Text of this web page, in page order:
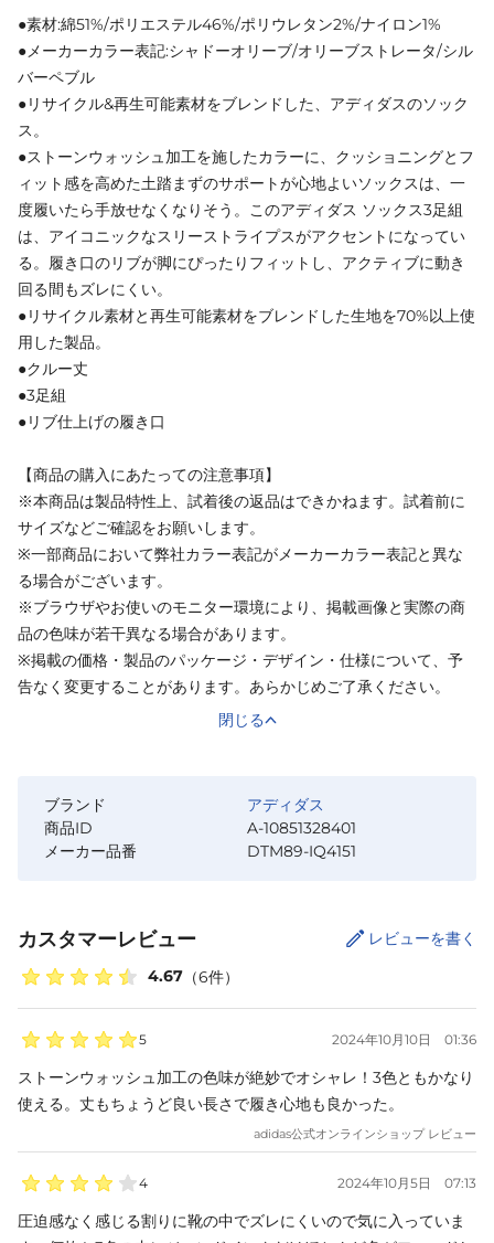
●素材:綿51%/ポリエステル46%/ポリウレタン2%/ナイロン1%
●メーカーカラー表記:シャドーオリーブ/オリーブストレータ/シル
バーペブル
●リサイクル&再生可能素材をブレンドした、アディダスのソック
ス。
●ストーンウォッシュ加工を施したカラーに、クッショニングとフ
ィット感を高めた土踏まずのサポートが心地よいソックスは、一
度履いたら手放せなくなりそう。このアディダス ソックス3足組
は、アイコニックなスリーストライプスがアクセントになってい
る。履き口のリブが脚にぴったりフィットし、アクティブに動き
回る間もズレにくい。
●リサイクル素材と再生可能素材をブレンドした生地を70%以上使
用した製品。
●クルー丈
●3足組
●リブ仕上げの履き口
【商品の購入にあたっての注意事項】
※本商品は製品特性上、試着後の返品はできかねます。試着前に
サイズなどご確認をお願いします。
※一部商品において弊社カラー表記がメーカーカラー表記と異な
る場合がございます。
※ブラウザやお使いのモニター環境により、掲載画像と実際の商
品の色味が若干異なる場合があります。
※掲載の価格・製品のパッケージ・デザイン・仕様について、予
告なく変更することがあります。あらかじめご了承ください。
閉じる
ブランド
アディダス
商品ID
A-10851328401
メーカー品番
DTM89-IQ4151
カスタマーレビュー
4.67 （6件）
レビューを書く
5 2024年10月10日 01:36
ストーンウォッシュ加工の色味が絶妙でオシャレ！3色ともかなり
使える。丈もちょうど良い長さで履き心地も良かった。
adidas公式オンラインショップ レビュー
4 2024年10月5日 07:13
圧迫感なく感じる割りに靴の中でズレにくいので気に入っていま